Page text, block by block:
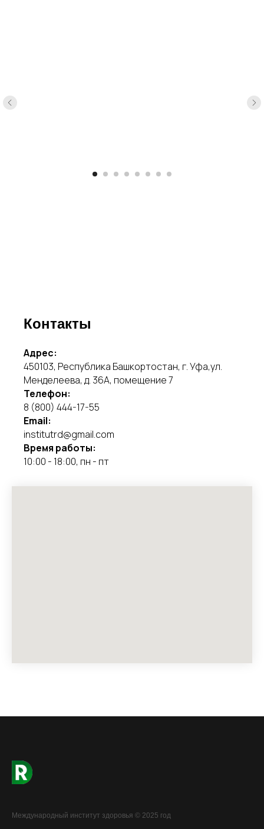
Контакты
Адрес:
450103, Республика Башкортостан, г. Уфа,ул.
Менделеева, д. 36А, помещение 7
Телефон:
8 (800) 444-17-55
Email:
institutrd@gmail.com
Время работы:
10:00 - 18:00, пн - пт
Международный институт здоровья © 2025 год